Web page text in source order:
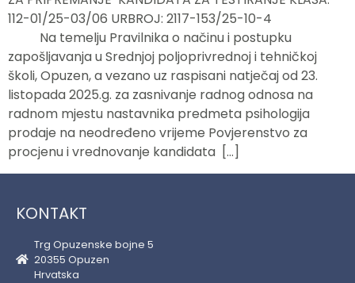
112-01/25-03/06 URBROJ: 2117-153/25-10-4
Na temelju Pravilnika o načinu i postupku
zapošljavanja u Srednjoj poljoprivrednoj i tehničkoj
školi, Opuzen, a vezano uz raspisani natječaj od 23.
listopada 2025.g. za zasnivanje radnog odnosa na
radnom mjestu nastavnika predmeta psihologija
prodaje na neodređeno vrijeme Povjerenstvo za
procjenu i vrednovanje kandidata […]
KONTAKT
Trg Opuzenske bojne 5
20355 Opuzen
Hrvatska